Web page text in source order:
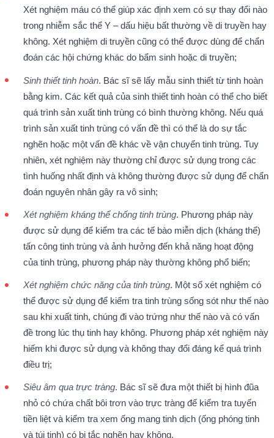
Xét nghiệm máu có thể giúp xác định xem có sự thay đổi nào
trong nhiễm sắc thể Y – dấu hiệu bất thường về di truyền hay
không. Xét nghiệm di truyền cũng có thể được dùng để chẩn
đoán các hội chứng khác do bẩm sinh hoặc di truyền;
Sinh thiết tinh hoàn. Bác sĩ sẽ lấy mẫu sinh thiết từ tinh hoàn
bằng kim. Các kết quả của sinh thiết tinh hoàn có thể cho biết
quá trình sản xuất tinh trùng có bình thường không. Nếu quá
trình sản xuất tinh trùng có vấn đề thì có thể là do sự tắc
nghẽn hoặc một vấn đề khác về vận chuyển tinh trùng. Tuy
nhiên, xét nghiệm này thường chỉ được sử dụng trong các
tình huống nhất định và không thường được sử dụng để chẩn
đoán nguyên nhân gây ra vô sinh;
Xét nghiệm kháng thể chống tinh trùng. Phương pháp này
được sử dụng để kiểm tra các tế bào miễn dịch (kháng thể)
tấn công tinh trùng và ảnh hưởng đến khả năng hoạt động
của tinh trùng, phương pháp này thường không phổ biến;
Xét nghiệm chức năng của tinh trùng. Một số xét nghiệm có
thể được sử dụng để kiểm tra tinh trùng sống sót như thế nào
sau khi xuất tinh, chúng đi vào trứng như thế nào và có vấn
đề trong lúc thụ tinh hay không. Phương pháp xét nghiệm này
hiếm khi được sử dụng và không thay đổi đáng kể quá trình
điều trị;
Siêu âm qua trực tràng. Bác sĩ sẽ đưa một thiết bị hình đũa
nhỏ có chứa chất bôi trơn vào trực tràng để kiểm tra tuyến
tiền liệt và kiểm tra xem ống mang tinh dịch (ống phóng tinh
và túi tinh) có bị tắc nghẽn hay không.